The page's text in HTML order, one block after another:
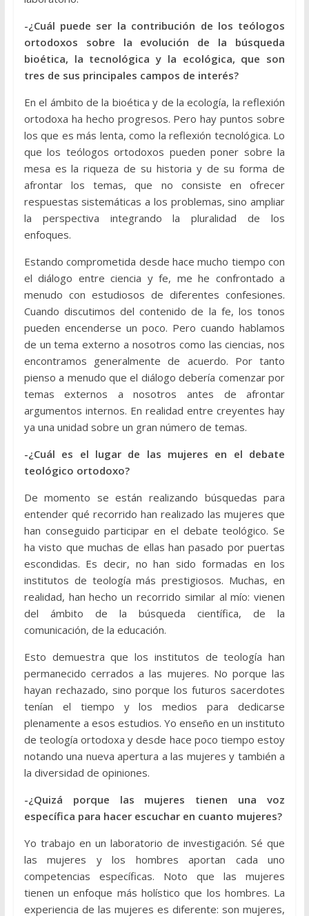
-¿Cuál puede ser la contribución de los teólogos
ortodoxos sobre la evolución de la búsqueda
bioética, la tecnológica y la ecológica, que son
tres de sus principales campos de interés?
En el ámbito de la bioética y de la ecología, la reflexión
ortodoxa ha hecho progresos. Pero hay puntos sobre
los que es más lenta, como la reflexión tecnológica. Lo
que los teólogos ortodoxos pueden poner sobre la
mesa es la riqueza de su historia y de su forma de
afrontar los temas, que no consiste en ofrecer
respuestas sistemáticas a los problemas, sino ampliar
la perspectiva integrando la pluralidad de los
enfoques.
Estando comprometida desde hace mucho tiempo con
el diálogo entre ciencia y fe, me he confrontado a
menudo con estudiosos de diferentes confesiones.
Cuando discutimos del contenido de la fe, los tonos
pueden encenderse un poco. Pero cuando hablamos
de un tema externo a nosotros como las ciencias, nos
encontramos generalmente de acuerdo. Por tanto
pienso a menudo que el diálogo debería comenzar por
temas externos a nosotros antes de afrontar
argumentos internos. En realidad entre creyentes hay
ya una unidad sobre un gran número de temas.
-¿Cuál es el lugar de las mujeres en el debate
teológico ortodoxo?
De momento se están realizando búsquedas para
entender qué recorrido han realizado las mujeres que
han conseguido participar en el debate teológico. Se
ha visto que muchas de ellas han pasado por puertas
escondidas. Es decir, no han sido formadas en los
institutos de teología más prestigiosos. Muchas, en
realidad, han hecho un recorrido similar al mío: vienen
del ámbito de la búsqueda científica, de la
comunicación, de la educación.
Esto demuestra que los institutos de teología han
permanecido cerrados a las mujeres. No porque las
hayan rechazado, sino porque los futuros sacerdotes
tenían el tiempo y los medios para dedicarse
plenamente a esos estudios. Yo enseño en un instituto
de teología ortodoxa y desde hace poco tiempo estoy
notando una nueva apertura a las mujeres y también a
la diversidad de opiniones.
-¿Quizá porque las mujeres tienen una voz
específica para hacer escuchar en cuanto mujeres?
Yo trabajo en un laboratorio de investigación. Sé que
las mujeres y los hombres aportan cada uno
competencias específicas. Noto que las mujeres
tienen un enfoque más holístico que los hombres. La
experiencia de las mujeres es diferente: son mujeres,